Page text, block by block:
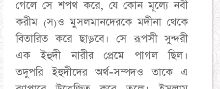
গেলে সে শপথ করে, যে কোন মূল্যে নবী
করীম (স)ও মুসলমানদেরকে মদীনা থেকে
বিতারিত করে ছাড়বে। সে রূপসী সুন্দরী
এক ইহুদী নারীর প্রেমে পাগল ছিল।
তদুপরি ইহুদীদের অর্থ-সম্পদও তাকে এ